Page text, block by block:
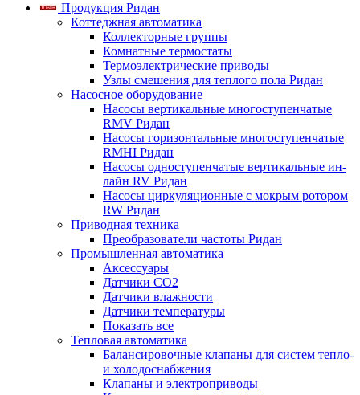
Продукция Ридан
Коттеджная автоматика
Коллекторные группы
Комнатные термостаты
Термоэлектрические приводы
Узлы смешения для теплого пола Ридан
Насосное оборудование
Насосы вертикальные многоступенчатые
RMV Ридан
Насосы горизонтальные многоступенчатые
RMHI Ридан
Насосы одноступенчатые вертикальные ин-
лайн RV Ридан
Насосы циркуляционные с мокрым ротором
RW Ридан
Приводная техника
Преобразователи частоты Ридан
Промышленная автоматика
Аксессуары
Датчики CO2
Датчики влажности
Датчики температуры
Показать все
Тепловая автоматика
Балансировочные клапаны для систем тепло-
и холодоснабжения
Клапаны и электроприводы